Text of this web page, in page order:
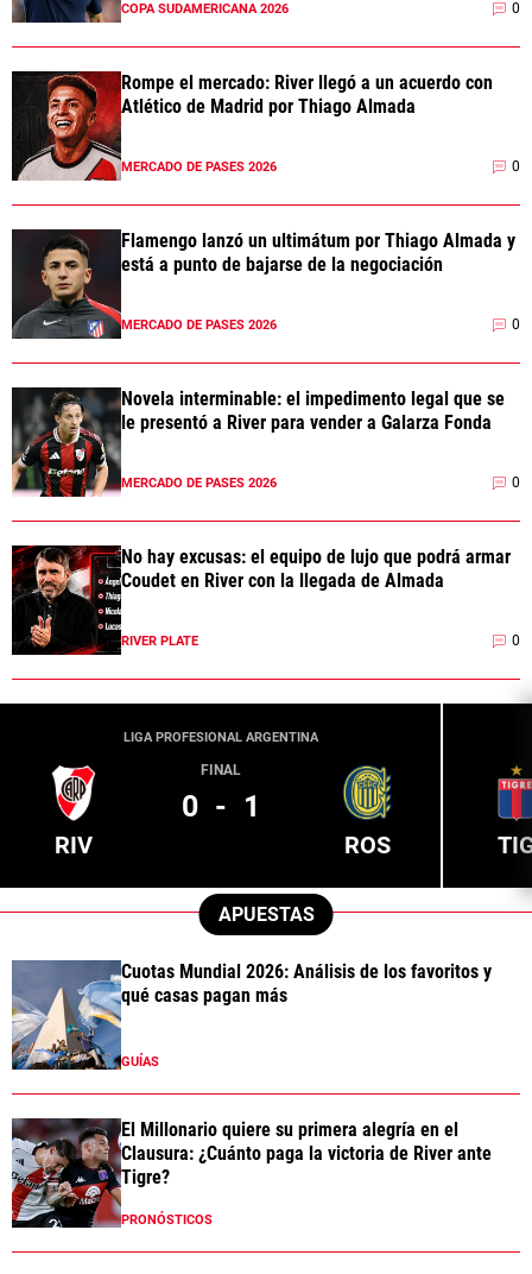
COPA SUDAMERICANA 2026 0
Rompe el mercado: River llegó a un acuerdo con
Atlético de Madrid por Thiago Almada
MERCADO DE PASES 2026 0
Flamengo lanzó un ultimátum por Thiago Almada y
está a punto de bajarse de la negociación
MERCADO DE PASES 2026 0
Novela interminable: el impedimento legal que se
le presentó a River para vender a Galarza Fonda
MERCADO DE PASES 2026 0
No hay excusas: el equipo de lujo que podrá armar
Coudet en River con la llegada de Almada
RIVER PLATE 0
LIGA PROFESIONAL ARGENTINA
RIV
FINAL
0 - 1
ROS
APUESTAS
Cuotas Mundial 2026: Análisis de los favoritos y
qué casas pagan más
GUÍAS
El Millonario quiere su primera alegría en el
Clausura: ¿Cuánto paga la victoria de River ante
Tigre?
PRONÓSTICOS